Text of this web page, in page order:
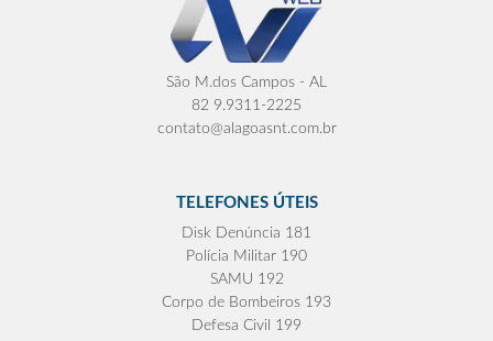
São M.dos Campos - AL
82 9.9311-2225
contato@alagoasnt.com.br
TELEFONES ÚTEIS
Disk Denúncia 181
Polícia Militar 190
SAMU 192
Corpo de Bombeiros 193
Defesa Civil 199